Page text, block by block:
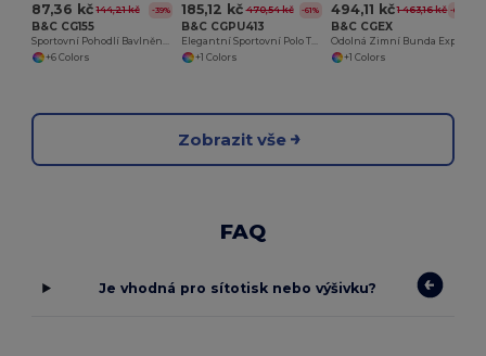
87,36 kč 144,21 kč -39%
B&C CG155
Sportovní Pohodlí Bavlněné Tričko
+6 Colors
185,12 kč 470,54 kč -61%
B&C CGPU413
Elegantní Sportovní Polo Tričko Safran
+1 Colors
494,11 kč 1 463,16 kč -66%
B&C CGEX
+1 Colors
Zobrazit vše
FAQ
Je vhodná pro sítotisk nebo výšivku?